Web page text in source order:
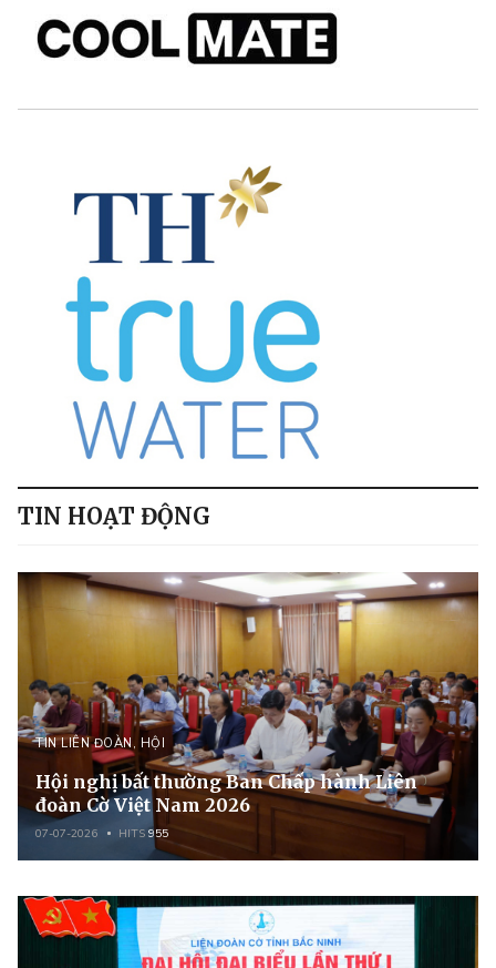
TIN HOẠT ĐỘNG
TIN LIÊN ĐOÀN, HỘI
Hội nghị bất thường Ban Chấp hành Liên
đoàn Cờ Việt Nam 2026
07-07-2026 HITS 955